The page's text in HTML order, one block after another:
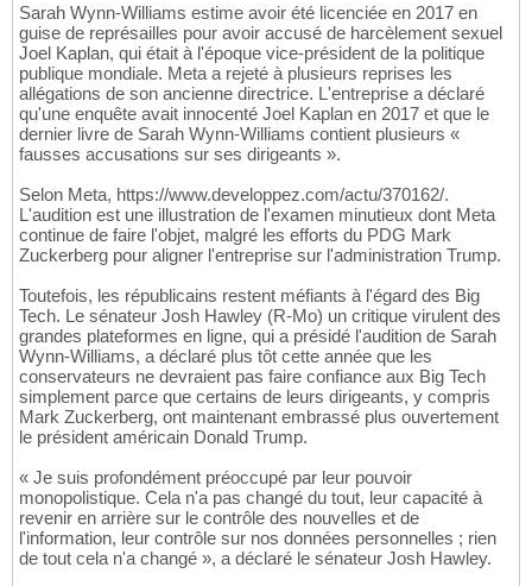
Sarah Wynn-Williams estime avoir été licenciée en 2017 en
guise de représailles pour avoir accusé de harcèlement sexuel
Joel Kaplan, qui était à l'époque vice-président de la politique
publique mondiale. Meta a rejeté à plusieurs reprises les
allégations de son ancienne directrice. L'entreprise a déclaré
qu'une enquête avait innocenté Joel Kaplan en 2017 et que le
dernier livre de Sarah Wynn-Williams contient plusieurs «
fausses accusations sur ses dirigeants ».
Selon Meta, https://www.developpez.com/actu/370162/.
L'audition est une illustration de l'examen minutieux dont Meta
continue de faire l'objet, malgré les efforts du PDG Mark
Zuckerberg pour aligner l'entreprise sur l'administration Trump.
Toutefois, les républicains restent méfiants à l'égard des Big
Tech. Le sénateur Josh Hawley (R-Mo) un critique virulent des
grandes plateformes en ligne, qui a présidé l'audition de Sarah
Wynn-Williams, a déclaré plus tôt cette année que les
conservateurs ne devraient pas faire confiance aux Big Tech
simplement parce que certains de leurs dirigeants, y compris
Mark Zuckerberg, ont maintenant embrassé plus ouvertement
le président américain Donald Trump.
« Je suis profondément préoccupé par leur pouvoir
monopolistique. Cela n'a pas changé du tout, leur capacité à
revenir en arrière sur le contrôle des nouvelles et de
l'information, leur contrôle sur nos données personnelles ; rien
de tout cela n'a changé », a déclaré le sénateur Josh Hawley.